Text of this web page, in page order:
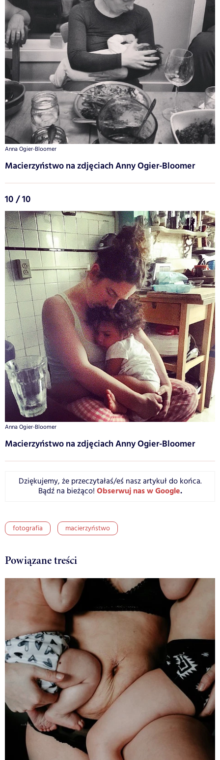
Anna Ogier-Bloomer
Macierzyństwo na zdjęciach Anny Ogier-Bloomer
10 / 10
Anna Ogier-Bloomer
Macierzyństwo na zdjęciach Anny Ogier-Bloomer
Dziękujemy, że przeczytałaś/eś nasz artykuł do końca.
Bądź na bieżąco! Obserwuj nas w Google.
fotografia macierzyństwo
Powiązane treści